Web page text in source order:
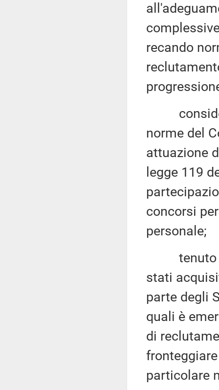
recando
norme del
attuazione
legge 119
concorsi
personale;
tenuto
stati
parte degli
quali è
di
particolare